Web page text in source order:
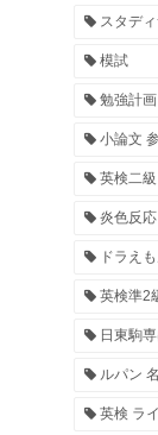
スタデ
模試
勉強計画
小論文
英検二
炎色反
ドラえ
英検準2
日東駒
ルパン
英検 ラ